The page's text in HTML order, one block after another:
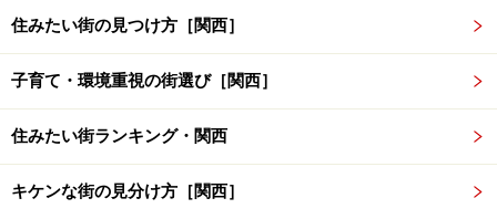
囲も様々です。かかった医療費の全額を補助する自治体
いったところもあります。例えば、神戸市などは、一部
負担金を設けています。
特筆すべきは、柏原市。なんと、０歳から４歳の間（５
歳の誕生月の月末まで）の入院、通院両方の医療費（保
住みたい街の見つけ方［関西］
子育て・環境重視の街選び［関西］
住みたい街ランキング・関西
キケンな街の見分け方［関西］